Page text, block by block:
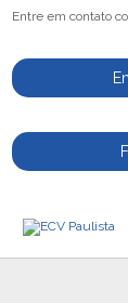
Entre em contato